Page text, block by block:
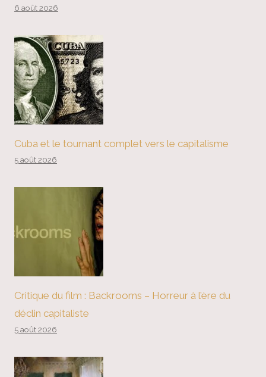
6 août 2026
Cuba et le tournant complet vers le capitalisme
5 août 2026
Critique du film : Backrooms – Horreur à l’ère du
déclin capitaliste
5 août 2026